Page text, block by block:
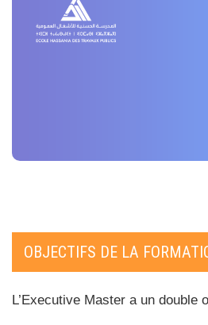
OBJECTIFS DE LA
L’Executive Master a un double